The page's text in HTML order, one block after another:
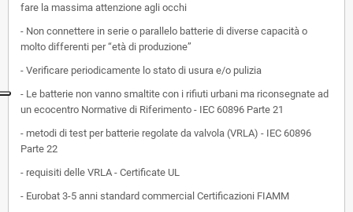
fare la massima attenzione agli occhi
- Non connettere in serie o parallelo batterie di diverse capacità o
molto differenti per “età di produzione”
- Verificare periodicamente lo stato di usura e/o pulizia
- Le batterie non vanno smaltite con i rifiuti urbani ma riconsegnate ad
un ecocentro Normative di Riferimento - IEC 60896 Parte 21
- metodi di test per batterie regolate da valvola (VRLA) - IEC 60896
Parte 22
- requisiti delle VRLA - Certificate UL
- Eurobat 3-5 anni standard commercial Certificazioni FIAMM